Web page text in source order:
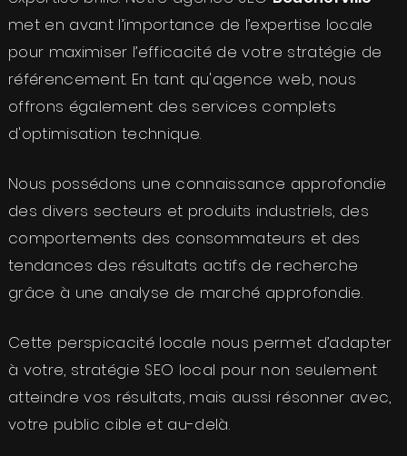
met en avant l’importance de l’expertise locale
pour maximiser l’efficacité de votre stratégie de
référencement. En tant qu'agence web, nous
offrons également des services complets
d'optimisation technique.
Nous possédons une connaissance approfondie
des divers secteurs et produits industriels, des
comportements des consommateurs et des
tendances des résultats actifs de recherche
grâce à une analyse de marché approfondie.
Cette perspicacité locale nous permet d’adapter
à votre, stratégie SEO local pour non seulement
atteindre vos résultats, mais aussi résonner avec,
votre public cible et au-delà.